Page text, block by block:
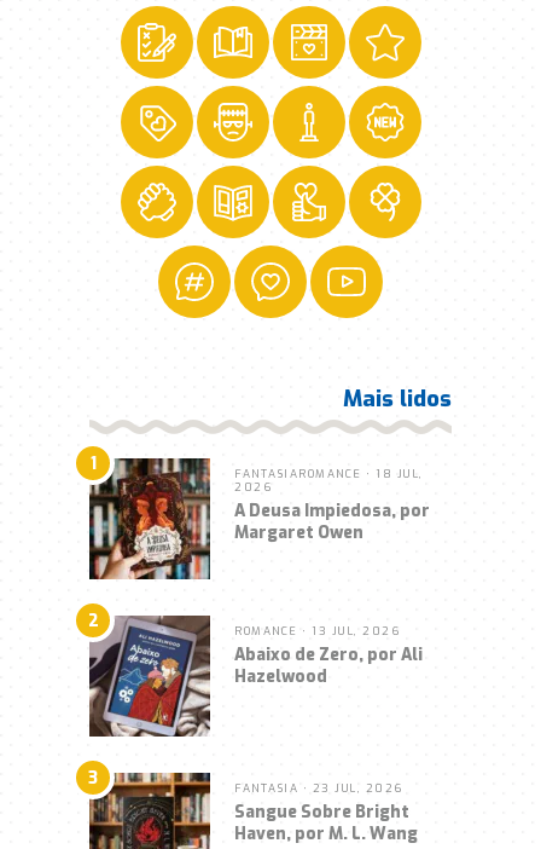
Mais lidos
1 FANTASIA ROMANCE • 18 JUL,
2026
A Deusa Impiedosa, por
Margaret Owen
2 ROMANCE • 13 JUL, 2026
Abaixo de Zero, por Ali
Hazelwood
3 FANTASIA • 23 JUL, 2026
Sangue Sobre Bright
Haven, por M. L. Wang